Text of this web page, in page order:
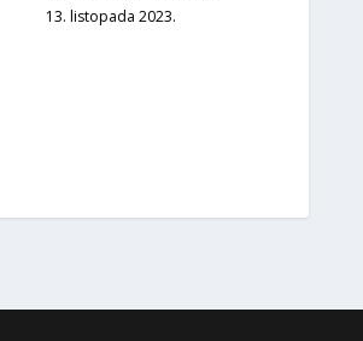
13. listopada 2023.